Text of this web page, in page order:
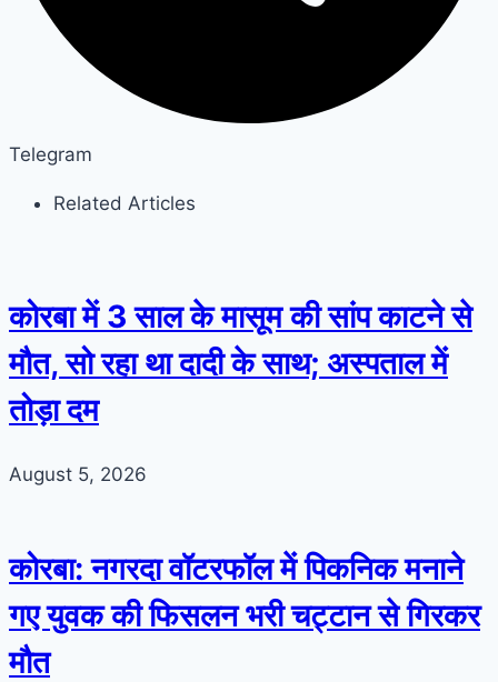
Telegram
Related Articles
कोरबा में 3 साल के मासूम की सांप काटने से
मौत, सो रहा था दादी के साथ; अस्पताल में
तोड़ा दम
August 5, 2026
कोरबा: नगरदा वॉटरफॉल में पिकनिक मनाने
गए युवक की फिसलन भरी चट्टान से गिरकर
मौत